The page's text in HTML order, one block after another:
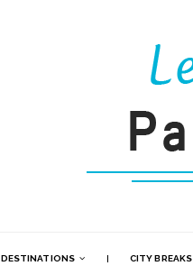
DESTINATIONS CITY BREAKS